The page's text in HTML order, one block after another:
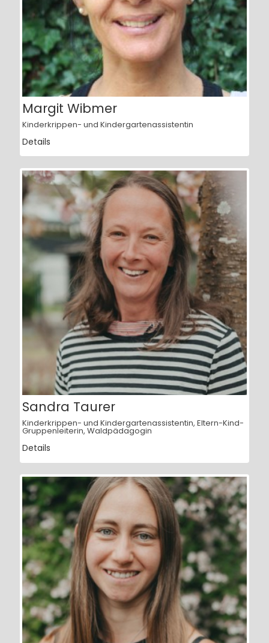
Margit Wibmer
Kinderkrippen- und Kindergartenassistentin
Details
Sandra Taurer
Kinderkrippen- und Kindergartenassistentin, Eltern-Kind-
Gruppenleiterin, Waldpädagogin
Details